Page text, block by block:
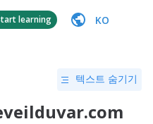
learning KO
텍스트 숨기기